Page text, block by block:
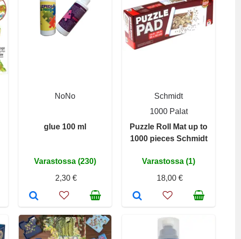
NoNo
glue 100 ml
Varastossa (230)
2,30 €
Schmidt
1000 Palat
Puzzle Roll Mat up to
1000 pieces Schmidt
Varastossa (1)
18,00 €